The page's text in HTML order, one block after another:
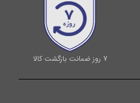
7 روز ضمانت بازگشت کالا